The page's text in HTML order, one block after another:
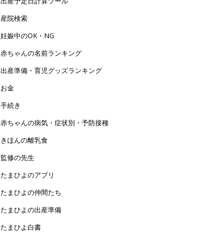
産院検索
妊娠中のOK・NG
赤ちゃんの名前ランキング
出産準備・育児グッズランキング
お金
手続き
赤ちゃんの病気・症状別・予防接種
きほんの離乳食
監修の先生
たまひよのアプリ
たまひよの仲間たち
たまひよの出産準備
たまひよ白書